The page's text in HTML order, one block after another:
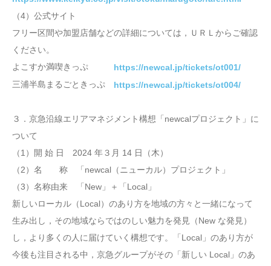
（4）公式サイト
フリー区間や加盟店舗などの詳細については，ＵＲＬからご確認
ください。
よこすか満喫きっぷ https://newcal.jp/tickets/ot001/
三浦半島まるごときっぷ https://newcal.jp/tickets/ot004/
３．京急沿線エリアマネジメント構想「newcalプロジェクト」に
ついて
（1）開 始 日 2024 年３月 14 日（木）
（2）名 称 「newcal（ニューカル）プロジェクト」
（3）名称由来 「New」＋「Local」
新しいローカル（Local）のあり方を地域の方々と⼀緒になって
生み出し，その地域ならではのしい魅力を発見（New な発見）
し，より多くの人に届けていく構想です。「Local」のあり方が
今後も注目される中，京急グループがその「新しい Local」のあ